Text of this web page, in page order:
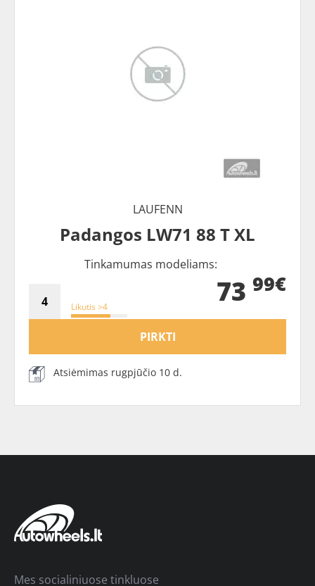
LAUFENN
Padangos LW71 88 T XL
Tinkamumas modeliams:
Likutis >4 73 99€
PIRKTI
Atsiėmimas rugpjūčio 10 d.
Mes socialiniuose tinkluose